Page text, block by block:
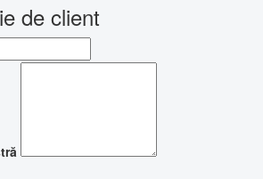
de client